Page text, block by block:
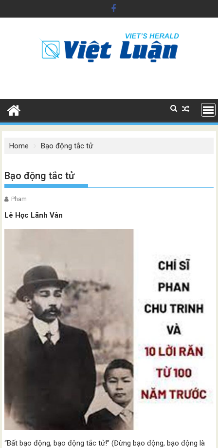
to
Home Bạo động tắc tử
Bạo động tắc tử
Pham
Lê Học Lãnh Vân
“Bất bạo động, bạo động tắc tử!” (Đừng bạo động, bạo động là